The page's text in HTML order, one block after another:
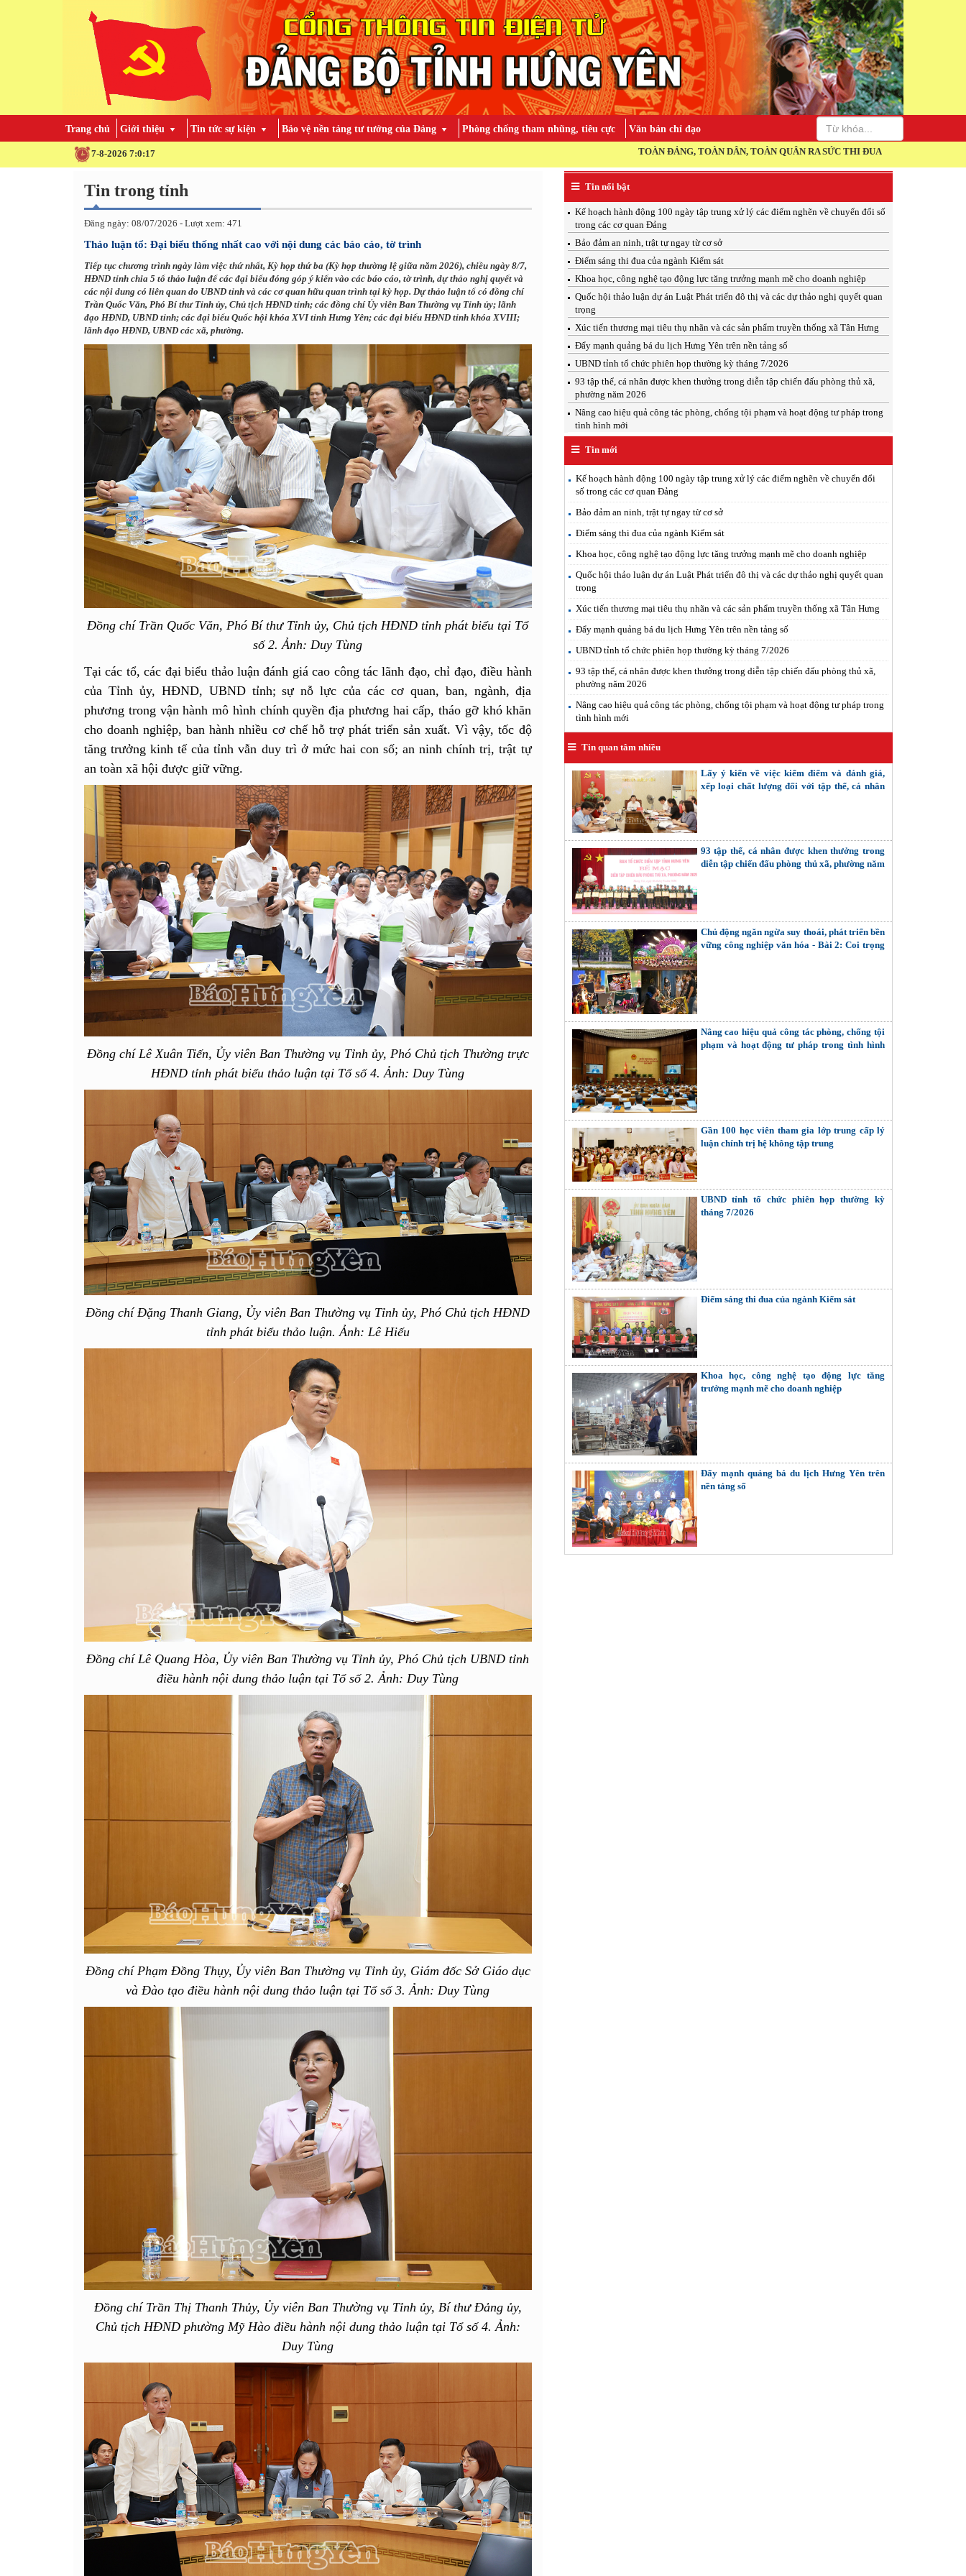
Trang chủ Giới thiệu Tin tức sự kiện Bảo vệ nền tảng tư tưởng của Đảng Phòng chống tham nhũng, tiêu cực Văn bản chỉ đạo
7-8-2026 7:0:19 TOÀN ĐẢNG, TOÀN DÂN, TOÀN QUÂN RA SỨC THI ĐUA THỰC HIỆN THẮNG LỢI NGHỊ
Tin trong tỉnh
Đăng ngày: 08/07/2026 - Lượt xem: 471
Thảo luận tổ: Đại biểu thống nhất cao với nội dung các báo cáo, tờ trình
Tiếp tục chương trình ngày làm việc thứ nhất, Kỳ họp thứ ba (Kỳ họp thường lệ giữa năm 2026), chiều ngày 8/7,
HĐND tỉnh chia 5 tổ thảo luận để các đại biểu đóng góp ý kiến vào các báo cáo, tờ trình, dự thảo nghị quyết và
các nội dung có liên quan do UBND tỉnh và các cơ quan hữu quan trình tại kỳ họp. Dự thảo luận tổ có đồng chí
Trần Quốc Văn, Phó Bí thư Tỉnh ủy, Chủ tịch HĐND tỉnh; các đồng chí Ủy viên Ban Thường vụ Tỉnh ủy; lãnh
đạo HĐND, UBND tỉnh; các đại biểu Quốc hội khóa XVI tỉnh Hưng Yên; các đại biểu HĐND tỉnh khóa XVIII;
lãnh đạo HĐND, UBND các xã, phường.
Đồng chí Trần Quốc Văn, Phó Bí thư Tỉnh ủy, Chủ tịch HĐND tỉnh phát biểu tại Tổ
số 2. Ảnh: Duy Tùng
Tại các tổ, các đại biểu thảo luận đánh giá cao công tác lãnh đạo, chỉ đạo, điều hành
của Tỉnh ủy, HĐND, UBND tỉnh; sự nỗ lực của các cơ quan, ban, ngành, địa
phương trong vận hành mô hình chính quyền địa phương hai cấp, tháo gỡ khó khăn
cho doanh nghiệp, ban hành nhiều cơ chế hỗ trợ phát triển sản xuất. Vì vậy, tốc độ
tăng trưởng kinh tế của tỉnh vẫn duy trì ở mức hai con số; an ninh chính trị, trật tự
an toàn xã hội được giữ vững.
Đồng chí Lê Xuân Tiến, Ủy viên Ban Thường vụ Tỉnh ủy, Phó Chủ tịch Thường trực
HĐND tỉnh phát biểu thảo luận tại Tổ số 4. Ảnh: Duy Tùng
Đồng chí Đặng Thanh Giang, Ủy viên Ban Thường vụ Tỉnh ủy, Phó Chủ tịch HĐND
tỉnh phát biểu thảo luận. Ảnh: Lê Hiếu
Đồng chí Lê Quang Hòa, Ủy viên Ban Thường vụ Tỉnh ủy, Phó Chủ tịch UBND tỉnh
điều hành nội dung thảo luận tại Tổ số 2. Ảnh: Duy Tùng
Đồng chí Phạm Đồng Thụy, Ủy viên Ban Thường vụ Tỉnh ủy, Giám đốc Sở Giáo dục
và Đào tạo điều hành nội dung thảo luận tại Tổ số 3. Ảnh: Duy Tùng
Đồng chí Trần Thị Thanh Thủy, Ủy viên Ban Thường vụ Tỉnh ủy, Bí thư Đảng ủy,
Chủ tịch HĐND phường Mỹ Hào điều hành nội dung thảo luận tại Tổ số 4. Ảnh:
Duy Tùng
Tin nổi bật
Kế hoạch hành động 100 ngày tập trung xử lý các điểm nghẽn về chuyển đổi số
trong các cơ quan Đảng
Bảo đảm an ninh, trật tự ngay từ cơ sở
Điểm sáng thi đua của ngành Kiểm sát
Khoa học, công nghệ tạo động lực tăng trưởng mạnh mẽ cho doanh nghiệp
Quốc hội thảo luận dự án Luật Phát triển đô thị và các dự thảo nghị quyết quan
trọng
Xúc tiến thương mại tiêu thụ nhãn và các sản phẩm truyền thống xã Tân Hưng
Đẩy mạnh quảng bá du lịch Hưng Yên trên nền tảng số
UBND tỉnh tổ chức phiên họp thường kỳ tháng 7/2026
93 tập thể, cá nhân được khen thưởng trong diễn tập chiến đấu phòng thủ xã,
phường năm 2026
Nâng cao hiệu quả công tác phòng, chống tội phạm và hoạt động tư pháp trong
tình hình mới
Tin mới
Kế hoạch hành động 100 ngày tập trung xử lý các điểm nghẽn về chuyển đổi
số trong các cơ quan Đảng
Bảo đảm an ninh, trật tự ngay từ cơ sở
Điểm sáng thi đua của ngành Kiểm sát
Khoa học, công nghệ tạo động lực tăng trưởng mạnh mẽ cho doanh nghiệp
Quốc hội thảo luận dự án Luật Phát triển đô thị và các dự thảo nghị quyết quan
trọng
Xúc tiến thương mại tiêu thụ nhãn và các sản phẩm truyền thống xã Tân Hưng
Đẩy mạnh quảng bá du lịch Hưng Yên trên nền tảng số
UBND tỉnh tổ chức phiên họp thường kỳ tháng 7/2026
93 tập thể, cá nhân được khen thưởng trong diễn tập chiến đấu phòng thủ xã,
phường năm 2026
Nâng cao hiệu quả công tác phòng, chống tội phạm và hoạt động tư pháp trong
tình hình mới
Tin quan tâm nhiều
Lấy ý kiến về việc kiểm điểm và đánh giá,
xếp loại chất lượng đối với tập thể, cá nhân
93 tập thể, cá nhân được khen thưởng trong
diễn tập chiến đấu phòng thủ xã, phường năm
Chủ động ngăn ngừa suy thoái, phát triển bền
vững công nghiệp văn hóa - Bài 2: Coi trọng
Nâng cao hiệu quả công tác phòng, chống tội
phạm và hoạt động tư pháp trong tình hình
Gần 100 học viên tham gia lớp trung cấp lý
luận chính trị hệ không tập trung
UBND tỉnh tổ chức phiên họp thường kỳ
tháng 7/2026
Điểm sáng thi đua của ngành Kiểm sát
Khoa học, công nghệ tạo động lực tăng
trưởng mạnh mẽ cho doanh nghiệp
Đẩy mạnh quảng bá du lịch Hưng Yên trên
nền tảng số